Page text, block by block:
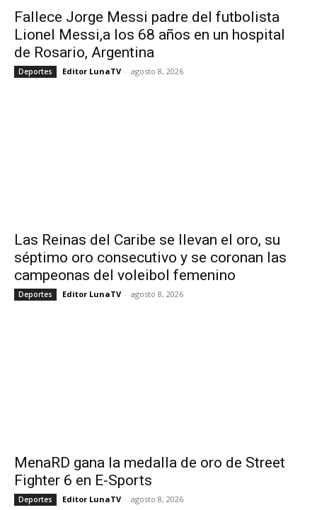
Fallece Jorge Messi padre del futbolista
Lionel Messi,a los 68 años en un hospital
de Rosario, Argentina
Deportes Editor LunaTV - agosto 8, 2026
Las Reinas del Caribe se llevan el oro, su
séptimo oro consecutivo y se coronan las
campeonas del voleibol femenino
Deportes Editor LunaTV - agosto 8, 2026
MenaRD gana la medalla de oro de Street
Fighter 6 en E-Sports
Deportes Editor LunaTV - agosto 8, 2026